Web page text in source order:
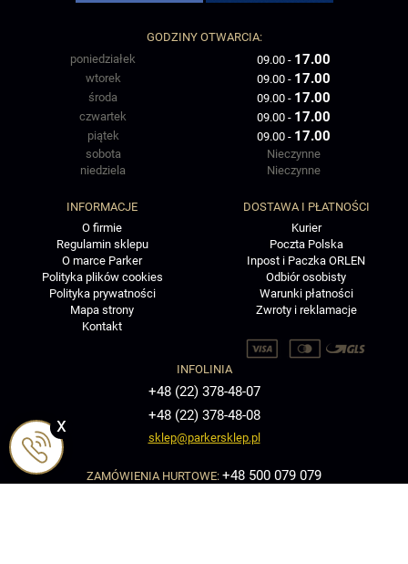
GODZINY OTWARCIA:
poniedziałek
09.00 - 17.00
wtorek 09.00 - 17.00
środa 09.00 - 17.00
czwartek 09.00 - 17.00
piątek 09.00 - 17.00
sobota
Nieczynne
niedziela
Nieczynne
INFORMACJE
O firmie
Regulamin sklepu
O marce Parker
Polityka plików cookies
Polityka prywatności
Mapa strony
Kontakt
DOSTAWA I PŁATNOŚCI
Kurier
Poczta Polska
Inpost i Paczka ORLEN
Odbiór osobisty
Warunki płatności
Zwroty i reklamacje
INFOLINIA
+48 (22) 378-48-07
+48 (22) 378-48-08
sklep@parkersklep.pl
ZAMÓWIENIA HURTOWE: +48 500 079 079
x